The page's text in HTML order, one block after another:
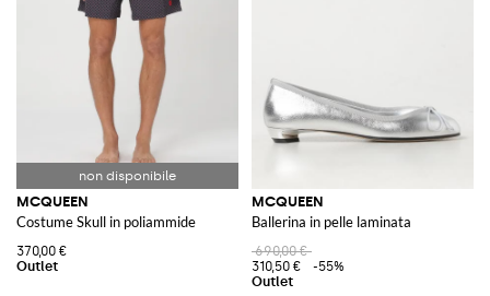
li indossa. Ogni pezzo riflette l'unicità e la visione innovativa del designer.
Per gli appassionati di moda alla ricerca di occasioni esclusive, l'area
outlet Alexander McQueen
scoprire collezioni passate a prezzi vantaggiosi.
Ti invitiamo a scoprire il mondo Alexander McQueen all'interno di
GIGLIO.COM e acquista le collezioni donna, uomo, bambino e lifestyle sul
nostro store online.
MCQUEEN
Costume Skull in poliammide
370,00 €
MCQUEEN
Ballerina in pelle laminata
690,00 €
310,50 €
-55%